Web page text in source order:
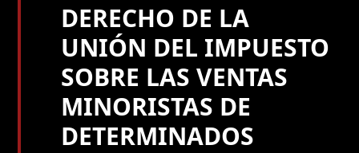
DERECHO DE LA
UNIÓN DEL IMPUESTO
SOBRE LAS VENTAS
MINORISTAS DE
DETERMINADOS